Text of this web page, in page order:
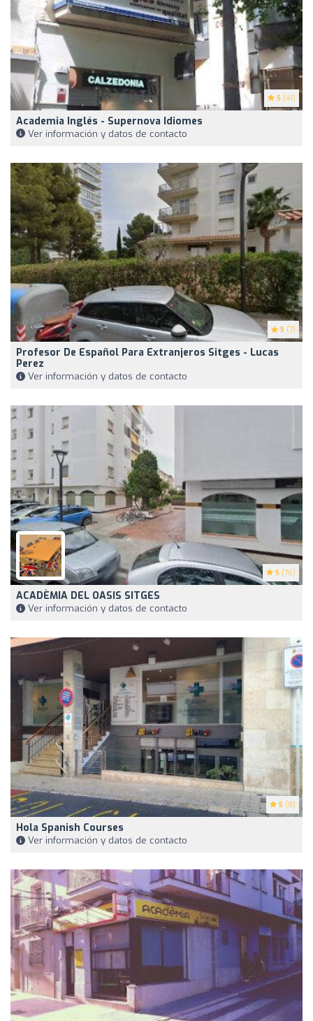
5 (41)
Academia Inglés - Supernova Idiomes
Ver información y datos de contacto
5 (7)
Profesor De Español Para Extranjeros Sitges - Lucas
Perez
Ver información y datos de contacto
5 (76)
ACADÈMIA DEL OASIS SITGES
Ver información y datos de contacto
5 (8)
Hola Spanish Courses
Ver información y datos de contacto